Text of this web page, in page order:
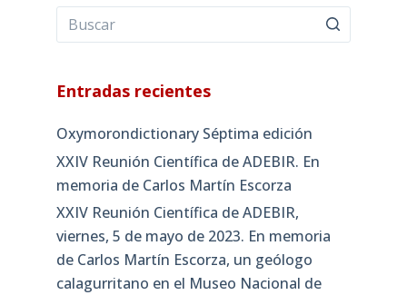
Entradas recientes
Oxymorondictionary Séptima edición
XXIV Reunión Científica de ADEBIR. En
memoria de Carlos Martín Escorza
XXIV Reunión Científica de ADEBIR,
viernes, 5 de mayo de 2023. En memoria
de Carlos Martín Escorza, un geólogo
calagurritano en el Museo Nacional de